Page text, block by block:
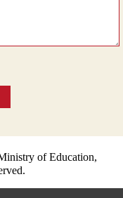
of Education,